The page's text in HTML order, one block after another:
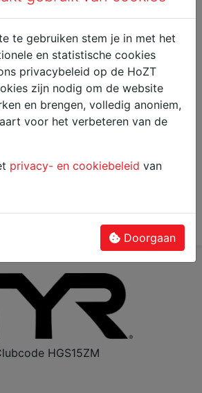
HGS15ZM
te gebruiken stem je in met het
en statistische cookies
privacybeleid op de HoZT
zijn nodig om de website
en brengen, volledig anoniem,
voor het verbeteren van de
privacy- en cookiebeleid van
Doorgaan